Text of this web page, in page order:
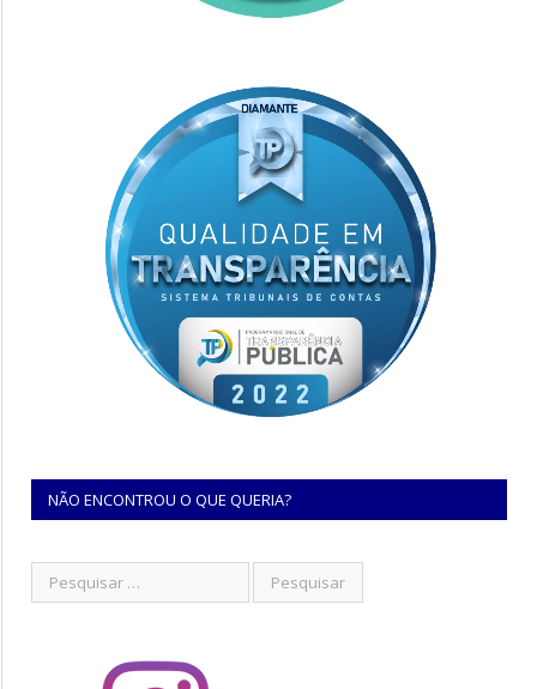
NÃO ENCONTROU O QUE QUERIA?